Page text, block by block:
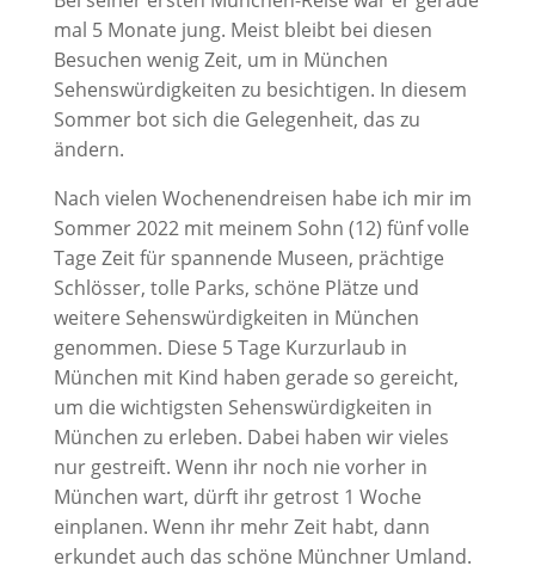
mal 5 Monate jung. Meist bleibt bei diesen
Besuchen wenig Zeit, um in München
Sehenswürdigkeiten zu besichtigen. In diesem
Sommer bot sich die Gelegenheit, das zu
ändern.
Nach vielen Wochenendreisen habe ich mir im
Sommer 2022 mit meinem Sohn (12) fünf volle
Tage Zeit für spannende Museen, prächtige
Schlösser, tolle Parks, schöne Plätze und
weitere Sehenswürdigkeiten in München
genommen. Diese 5 Tage Kurzurlaub in
München mit Kind haben gerade so gereicht,
um die wichtigsten Sehenswürdigkeiten in
München zu erleben. Dabei haben wir vieles
nur gestreift. Wenn ihr noch nie vorher in
München wart, dürft ihr getrost 1 Woche
einplanen. Wenn ihr mehr Zeit habt, dann
erkundet auch das schöne Münchner Umland.